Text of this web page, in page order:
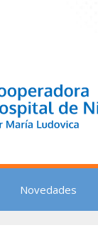
Novedades